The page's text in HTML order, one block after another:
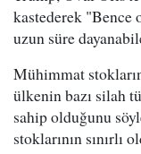
kastederek "Bence
uzun süre
Mühimmat
ülkenin bazı silah
sahip olduğunu
stoklarının sınırlı